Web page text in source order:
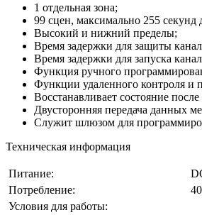
1 отдельная зона;
99 сцен, максимально 255 секунд
Высокий и нижний пределы;
Время задержки для защиты
Время задержки для запуска
Функция ручного
Функции удаленного контроля и
Восстанавливает состояние
Двусторонняя передача данных
Служит шлюзом для
Техническая информация
Питание:
Потребление:
Условия для работы: